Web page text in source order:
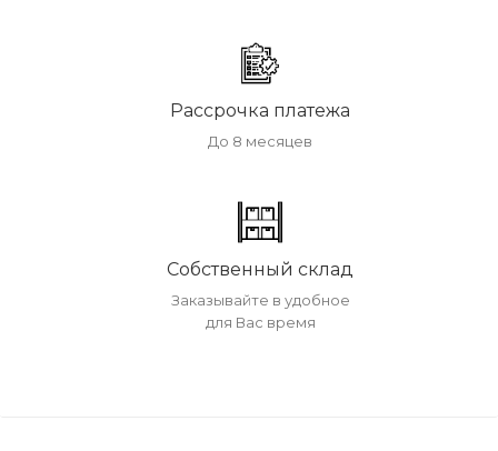
Рассрочка платежа
До 8 месяцев
Собственный склад
Заказывайте в удобное
для Вас время